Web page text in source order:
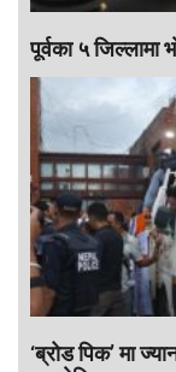
पूर्वका ५
‘ब्रोड पिक’ मा